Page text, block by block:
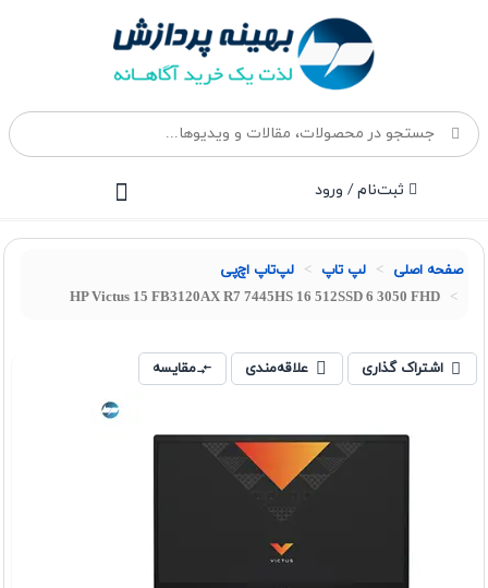
ثبت‌نام / ورود
صفحه اصلی لپ تاپ لپ‌تاپ اچ‌پی
HP Victus 15 FB3120AX R7 7445HS 16 512SSD 6 3050 FHD
اشتراک گذاری علاقه‌مندی مقایسه